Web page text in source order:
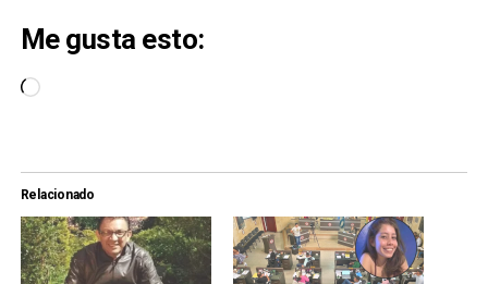
Me gusta esto:
Cargando...
Relacionado